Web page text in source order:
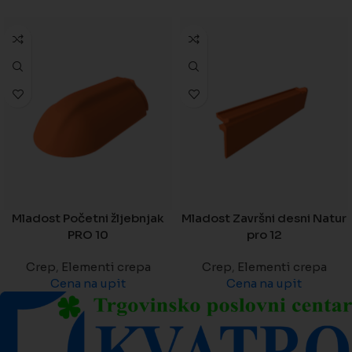
Mladost Početni žljebnjak
PRO 10
Crep Elementi crepa
Cena na upit
Mladost Završni desni Natur
pro 12
Crep Elementi crepa
Cena na upit